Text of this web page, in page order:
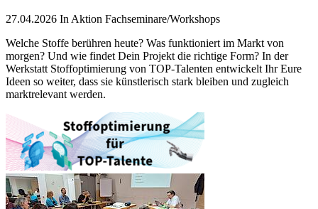
27.04.2026 In Aktion Fachseminare/Workshops
Welche Stoffe berühren heute? Was funktioniert im Markt von
morgen? Und wie findet Dein Projekt die richtige Form? In der
Werkstatt Stoffoptimierung von TOP-Talenten entwickelt Ihr Eure
Ideen so weiter, dass sie künstlerisch stark bleiben und zugleich
marktrelevant werden.